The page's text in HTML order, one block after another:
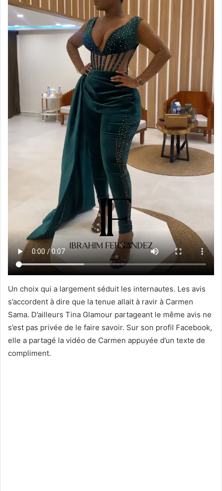
Un choix qui a largement séduit les internautes. Les avis
s’accordent à dire que la tenue allait à ravir à Carmen
Sama. D’ailleurs Tina Glamour partageant le même avis ne
s’est pas privée de le faire savoir. Sur son profil Facebook,
elle a partagé la vidéo de Carmen appuyée d’un texte de
compliment.